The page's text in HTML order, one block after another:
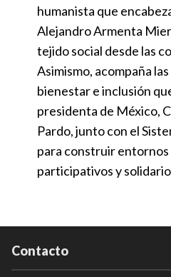
humanista que
Alejandro Armenta
tejido social desde las
Asimismo, acompaña
bienestar e inclusión
presidenta de México,
Pardo, junto con el
para construir entornos
participativos y
Contacto